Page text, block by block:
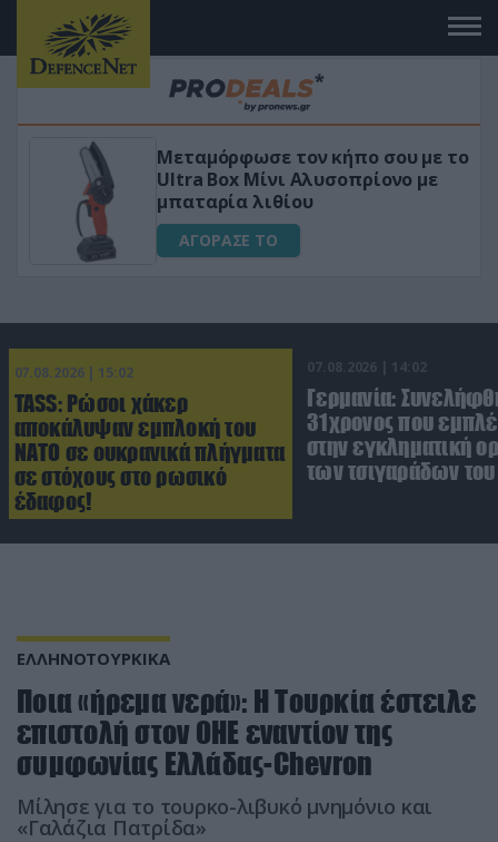
τον κήπο σου με το
Αλυσοπρίονο με
«Μαγική»
για αύξηση της
07.08.2026 | 15:02
TASS: Ρώσοι χάκερ
αποκάλυψαν εμπλοκή του
ΝΑΤΟ σε ουκρανικά πλήγματα
σε στόχους στο ρωσικό
έδαφος!
07.08.2026 | 14:02
Γερμανία:
31χρονος που
στην εγκληματική
των τσιγαράδων του
ΕΛΛΗΝΟΤΟΥΡΚΙΚΑ
Ποια «ήρεμα νερά»: Η Τουρκία έστειλε
επιστολή στον ΟΗΕ εναντίον της
συμφωνίας Ελλάδας-Chevron
Μίλησε για το τουρκο-λιβυκό μνημόνιο και
«Γαλάζια Πατρίδα»